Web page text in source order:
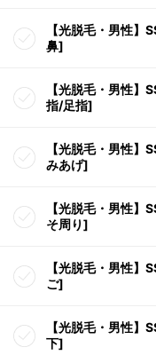
【光脱毛・男性】
鼻]
【光脱毛・男性】
指/足指]
【光脱毛・男性】
みあげ]
【光脱毛・男性】
そ周り]
【光脱毛・男性】
ご]
【光脱毛・男性】
下]